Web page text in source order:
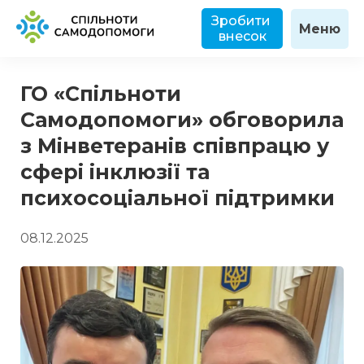
Зробити
внесок
Меню
ГО «Спільноти
Самодопомоги» обговорила
з Мінветеранів співпрацю у
сфері інклюзії та
психосоціальної підтримки
08.12.2025